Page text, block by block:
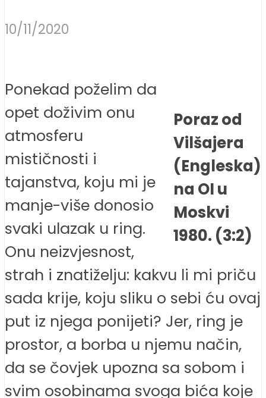
10/11/2020
Poraz od
Vilšajera
(Engleska)
na OI u
Moskvi
1980. (3:2)
Ponekad poželim da
opet doživim onu
atmosferu
mističnosti i
tajanstva, koju mi je
manje-više donosio
svaki ulazak u ring.
Onu neizvjesnost,
strah i znatiželju: kakvu li mi priču
sada krije, koju sliku o sebi ću ovaj
put iz njega ponijeti? Jer, ring je
prostor, a borba u njemu način,
da se čovjek upozna sa sobom i
svim osobinama svoga bića koje